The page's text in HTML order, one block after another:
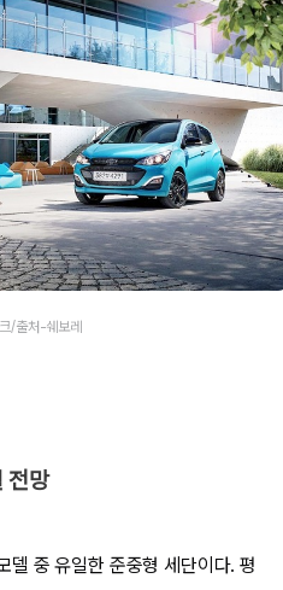
/출처-쉐보레
전망
중 유일한 준중형 세단이다. 평